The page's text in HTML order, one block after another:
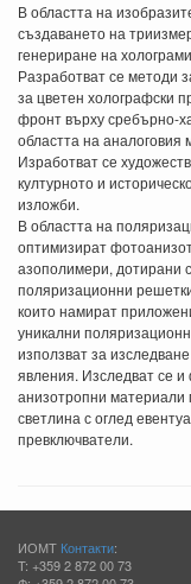
В областта на
създаването на
генериране на
Разработват се методи
за цветен холографски
фронт върху сребърно-
областта на аналоговия
Изработват се
културното и
изложби.
В областта на
оптимизират
азополимери, дотирани
поляризационни
които намират
уникални
използват за
явления. Изследват се
анизотропни материали
светлина с оглед
превключватели.
ИОМТ Контакти:
T: +359 2 872 00 73